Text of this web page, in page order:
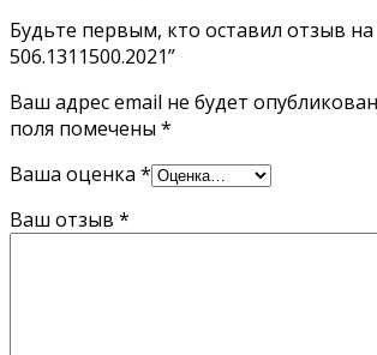
Будьте первым, кто оставил отзыв на
506.1311500.2021”
Ваш адрес email не будет
поля помечены *
Ваша оценка *
Ваш отзыв *